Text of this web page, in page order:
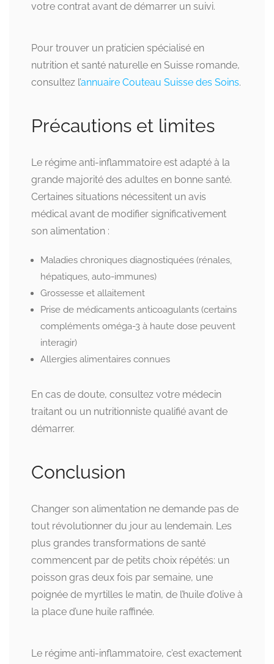
votre contrat avant de démarrer un suivi.
Pour trouver un praticien spécialisé en
nutrition et santé naturelle en Suisse romande,
consultez l’annuaire Couteau Suisse des Soins.
Précautions et limites
Le régime anti-inflammatoire est adapté à la
grande majorité des adultes en bonne santé.
Certaines situations nécessitent un avis
médical avant de modifier significativement
son alimentation :
Maladies chroniques diagnostiquées (rénales,
hépatiques, auto-immunes)
Grossesse et allaitement
Prise de médicaments anticoagulants (certains
compléments oméga-3 à haute dose peuvent
interagir)
Allergies alimentaires connues
En cas de doute, consultez votre médecin
traitant ou un nutritionniste qualifié avant de
démarrer.
Conclusion
Changer son alimentation ne demande pas de
tout révolutionner du jour au lendemain. Les
plus grandes transformations de santé
commencent par de petits choix répétés: un
poisson gras deux fois par semaine, une
poignée de myrtilles le matin, de l’huile d’olive à
la place d’une huile raffinée.
Le régime anti-inflammatoire, c’est exactement